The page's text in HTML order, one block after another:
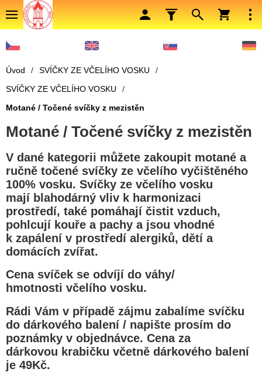
Úvod / SVÍČKY ZE VČELÍHO VOSKU
/
SVÍČKY ZE VČELÍHO VOSKU
/
Motané / Točené svíčky z mezistěn
Motané / Točené svíčky z mezistěn
V dané kategorii můžete zakoupit motané a
ručně točené svíčky ze včelího vyčištěného
100% vosku. Svíčky ze včelího vosku
mají blahodárný vliv k harmonizaci
prostředí, také pomáhají čistit vzduch,
pohlcují kouře a pachy a jsou vhodné
k zapálení v prostředí alergiků, dětí a
domácích zvířat.
Cena svíček se odvíjí do váhy/
hmotnosti včelího vosku.
Rádi Vám v případě zájmu zabalíme svíčku
do dárkového balení / napište prosím do
poznámky v objednávce. Cena za
dárkovou krabičku včetně dárkového balení
je 49Kč.